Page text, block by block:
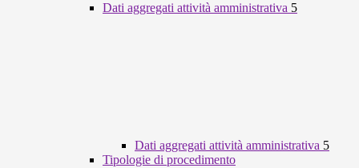
Dati aggregati attività amministrativa 5
Dati aggregati attività amministrativa 5
Tipologie di procedimento